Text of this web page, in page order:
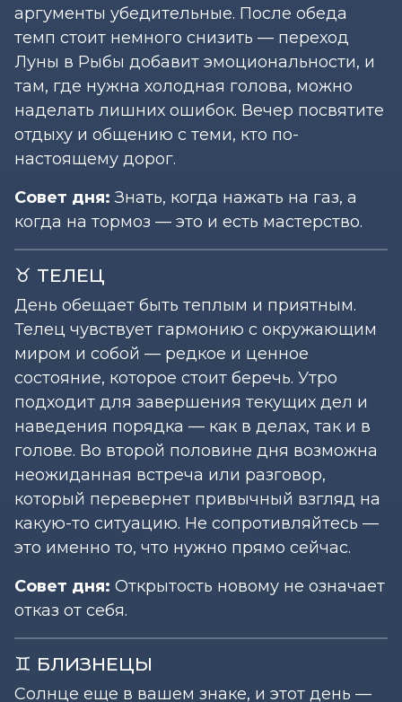
аргументы убедительные. После обеда
темп стоит немного снизить — переход
Луны в Рыбы добавит эмоциональности, и
там, где нужна холодная голова, можно
наделать лишних ошибок. Вечер посвятите
отдыху и общению с теми, кто по-
настоящему дорог.
Совет дня: Знать, когда нажать на газ, а
когда на тормоз — это и есть мастерство.
♉ ТЕЛЕЦ
День обещает быть теплым и приятным.
Телец чувствует гармонию с окружающим
миром и собой — редкое и ценное
состояние, которое стоит беречь. Утро
подходит для завершения текущих дел и
наведения порядка — как в делах, так и в
голове. Во второй половине дня возможна
неожиданная встреча или разговор,
который перевернет привычный взгляд на
какую-то ситуацию. Не сопротивляйтесь —
это именно то, что нужно прямо сейчас.
Совет дня: Открытость новому не означает
отказ от себя.
♊ БЛИЗНЕЦЫ
Солнце еще в вашем знаке, и этот день —